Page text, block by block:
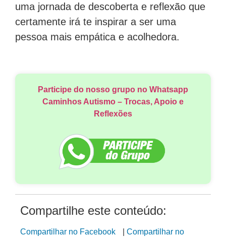
uma jornada de descoberta e reflexão que
certamente irá te inspirar a ser uma
pessoa mais empática e acolhedora.
Participe do nosso grupo no Whatsapp
Caminhos Autismo – Trocas, Apoio e
Reflexões
Compartilhe este conteúdo:
Compartilhar no Facebook
Compartilhar no